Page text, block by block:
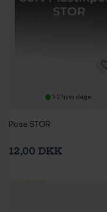
1-2 hverdage
Pose STOR
12,00 DKK